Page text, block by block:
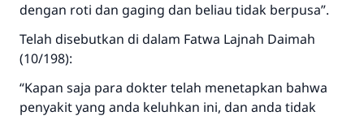
dengan roti dan gaging dan beliau tidak berpusa”.
Telah disebutkan di dalam Fatwa Lajnah Daimah
(10/198):
“Kapan saja para dokter telah menetapkan bahwa
penyakit yang anda keluhkan ini, dan anda tidak
Jawaban no. 110845
menyelamatkan pernikahan.